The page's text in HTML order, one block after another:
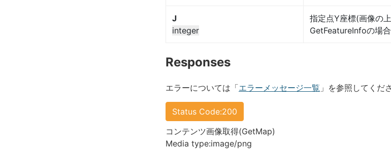
J
integer
指定点Y座標(画像の
GetFeatureInfoの場
Responses
エラーについては「エラーメッセージ一覧 」を参照してくだ
Status Code:200
コンテンツ画像取得(GetMap)
Media type:image/png